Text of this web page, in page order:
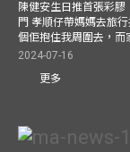
陳健安生日推首張彩
門 孝順仔帶媽媽去旅
個佢抱住我周圍去，而
2024-07-16
更多